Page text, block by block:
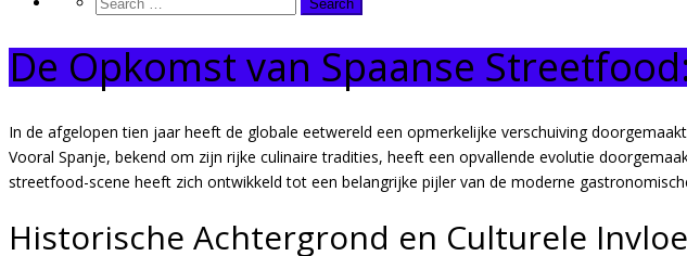
De Opkomst van Spaanse
In de afgelopen tien jaar heeft de globale eetwereld een opmerkelijke verschuiving
Vooral Spanje, bekend om zijn rijke culinaire tradities, heeft een opvallende evolutie
streetfood-scene heeft zich ontwikkeld tot een belangrijke pijler van de moderne
Historische Achtergrond en Culturele